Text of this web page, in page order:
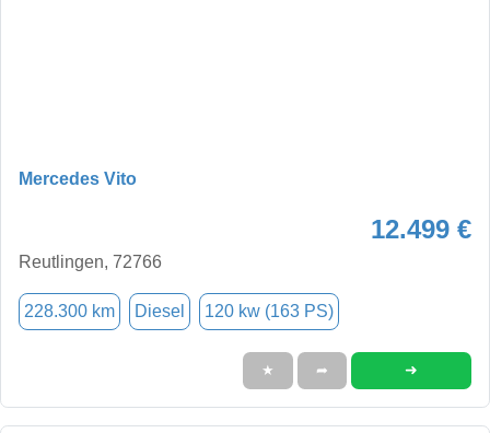
Mercedes Vito
12.499 €
Reutlingen, 72766
228.300 km Diesel 120 kw (163 PS)
★ ➦ ➜